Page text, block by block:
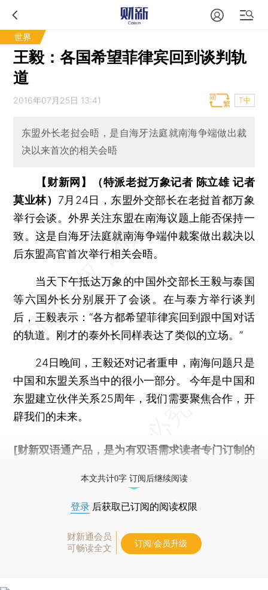
世界
王毅：各国希望菲律宾回到谈判轨
道
2016年07月25日 13:41 T中
东盟外长老挝会晤，是自海牙法庭就南海争端做出裁
决以来首次的相关会晤
【财新网】（特派老挝万象记者 陈立雄 记者
莫业林） 7月24日，东盟外交部长在老挝首都万象
举行会谈。外界关注东盟在南海议题上能否保持一
致。这是自海牙法庭就南海争端仲裁案做出裁决以
后东盟高官首次举行相关会晤。
当天下午抵达万象的中国外交部长王毅与泰国
等六国外长分别展开了会谈。在与泰方举行谈判
后，王毅表示：“各方都希望菲律宾回到跟中国对话
的轨道。刚才的泰外长同样表达了类似的立场。”
24日晚间，王毅还对记者重申，南海问题只是
中国和东盟关系当中的很小一部分。 今年是中国和
东盟建立伙伴关系25周年，我们需要聚焦合作，开
辟我们的未来。
[财新双语通产品，是为有双语需求读者专门订制的
本文共计0字 订阅后继续阅读
登录 后获取已订阅的阅读权限
财新通会员
可畅读全文
订阅/会员升级